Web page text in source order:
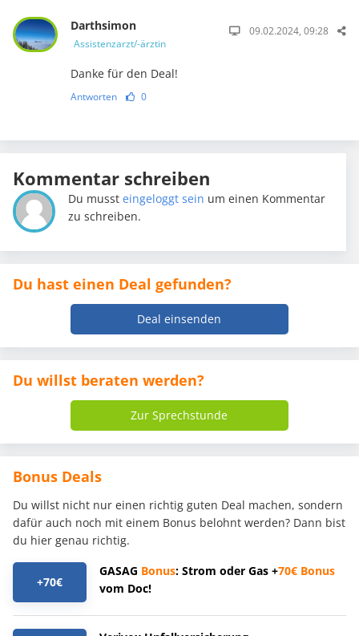
Darthsimon
Assistenzarzt/-ärztin
09.02.2024, 09:28
Danke für den Deal!
Antworten 0
Kommentar schreiben
Du mussteingeloggt sein um einen Kommentar
zu schreiben.
Du hast einen Deal gefunden?
Deal einsenden
Du willst beraten werden?
Zur Sprechstunde
Bonus Deals
Du willst nicht nur einen richtig guten Deal machen, sondern
dafür auch noch mit einem Bonus belohnt werden? Dann bist
du hier genau richtig.
+70€
GASAG Bonus: Strom oder Gas +70€ Bonus
vom Doc!